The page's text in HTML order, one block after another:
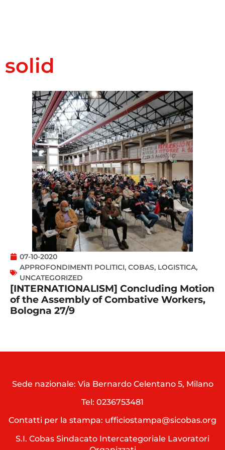
solid
07-10-2020
APPROFONDIMENTI POLITICI, COBAS, LOGISTICA,
UNCATEGORIZED
[INTERNATIONALISM] Concluding Motion
of the Assembly of Combative Workers,
Bologna 27/9
Sede nazionale: Via Bernardo Celentano 5, Milano
Tel: 0236753481
Contatti per la stampa: ufficiostampa@sicobas.org
S.I. Cobas Sindacato Intercategoriale Lavoratori